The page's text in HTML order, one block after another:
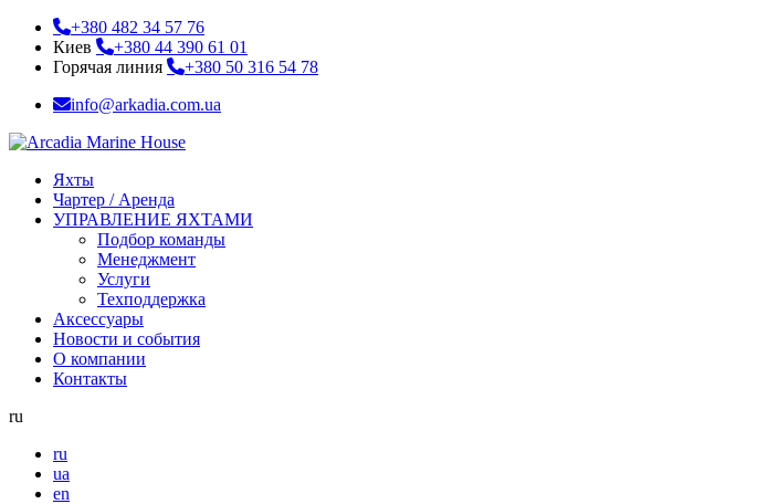
+380 482 34 57 76
Киев
+380 44 390 61 01
Горячая линия
+380 50 316 54 78
info@arkadia.com.ua
Яхты
Чартер / Аренда
УПРАВЛЕНИЕ ЯХТАМИ
Подбор команды
Менеджмент
Услуги
Техподдержка
Аксессуары
Новости и события
О компании
Контакты
ru
ru
ua
en